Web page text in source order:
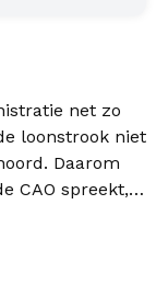
net zo
loonstrook niet
Daarom
CAO spreekt,
en tijdige